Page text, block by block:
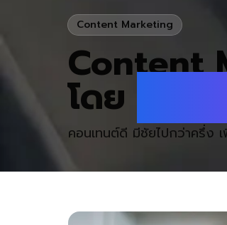
Content Marketing
Content
โดย
คอนเทนต์ดี มีชัยไปกว่าครึ่ง